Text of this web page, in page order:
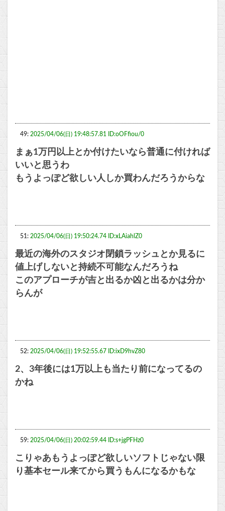
49: 2025/04/06(日) 19:48:57.81 ID:oOFfiou/0
まぁ1万円以上とか付けたいなら普通に付ければ
いいと思うわ
もうよっぽど欲しい人しか買わんだろうからな
51: 2025/04/06(日) 19:50:24.74 ID:xLAiahlZ0
最近の海外のスタジオ閉鎖ラッシュとか見るに
値上げしないと持続不可能なんだろうね
このアプローチが吉と出るか凶と出るかは分か
らんが
52: 2025/04/06(日) 19:52:55.67 ID:ixD9hvZ80
2、3年後には1万以上も当たり前になってるの
かね
59: 2025/04/06(日) 20:02:59.44 ID:s+jgPFHz0
こりゃあもうよっぽど欲しいソフトじゃない限
り基本セール来てから買うもんになるかもな